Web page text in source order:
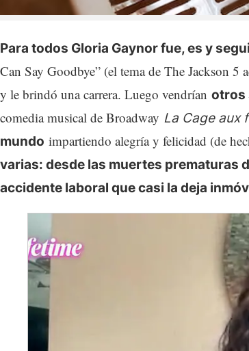
Para todos Gloria Gaynor fue, es y
Can Say Goodbye” (el tema de The Jackson
y le brindó una carrera. Luego vendrían otros
comedia musical de Broadway La Cage aux
mundo impartiendo alegría y felicidad (de
varias: desde las muertes prematuras
accidente laboral que casi la deja